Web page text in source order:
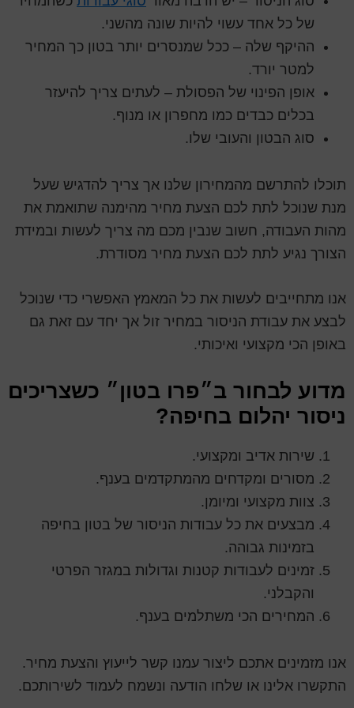
של כל אחד עשוי להיות שונה מהשני.
ההיקף שלה – ככל שמנסרים יותר בטון כך המחיר
למטר יורד.
אופן הפינוי של הפסולת – לעתים צריך להיעזר
בכלים כבדים כמו מחפרון או מנוף.
סוג הבטון והעובי שלו.
תוכלו להתרשם מהמחירון שלנו אך צריך להדגיש שעל
מנת שנוכל לתת לכם הצעת מחיר מהימנה שתואמת את
מהות העבודה, חשוב שנבין מכם מה צריך לעשות ובמידת
הצורך נגיע לתת לכם הצעת מחיר מסודרת.
אנו מתחייבים לעשות את כל המאמץ האפשרי כדי שנוכל
לבצע את עבודת הניסור במחיר זול אך יחד עם זאת גם
באופן הכי מקצועי ואיכותי.
מדוע לבחור ב״פרו בטון״ כשצריכים
ניסור יהלום בחיפה?
שירות אדיב ומקצועי.
מסורים ומקדחים מהמתקדמים בענף.
צוות מקצועי ומיומן.
מבצעים את כל עבודות הניסור של בטון בחיפה
בזמינות גבוהה.
זמינים לעבודות קטנות וגדולות במגזר הפרטי
והקבלני.
המחירים הכי משתלמים בענף.
אנו מזמינים אתכם ליצור עמנו קשר לייעוץ והצעת מחיר.
התקשרו אלינו או שלחו הודעה ונשמח לעמוד לשירותכם.